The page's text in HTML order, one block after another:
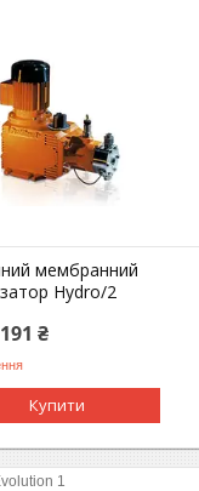
мембранний
Hydro/2
₴
Купити
1